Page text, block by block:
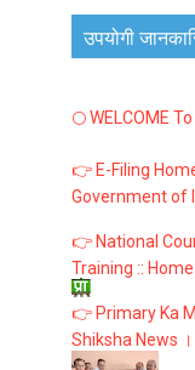
उपयोगी
🌕 WELCOME
👉 E-Filing
Government of
👉 National
Training :: Home
👉 Primary Ka
Shiksha News